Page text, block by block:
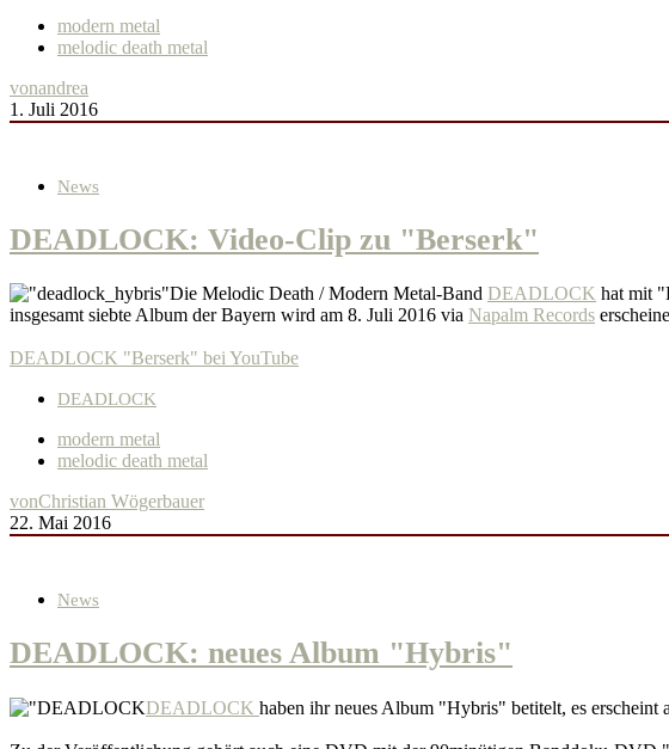
modern metal
melodic death metal
vonandrea
1. Juli 2016
News
DEADLOCK: Video-Clip zu "Berserk"
Die Melodic Death / Modern Metal-Band DEADLOCK hat mit
insgesamt siebte Album der Bayern wird am 8. Juli 2016 via Napalm Records
DEADLOCK "Berserk" bei YouTube
DEADLOCK
modern metal
melodic death metal
vonChristian Wögerbauer
22. Mai 2016
News
DEADLOCK: neues Album "Hybris"
DEADLOCK haben ihr neues Album "Hybris" betitelt, es erscheint